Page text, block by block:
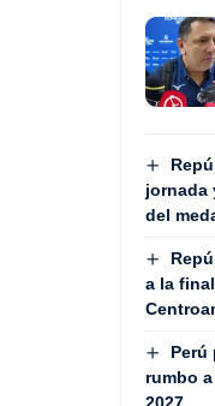
jornada
del
a la
Perú
rumbo